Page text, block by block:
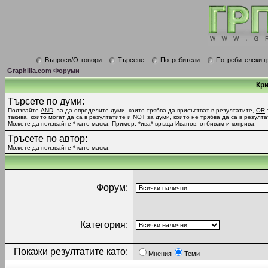
Въпроси/Отговори Търсене Потребители
Потребителски
Graphilla.com Форуми
Търсете по думи:
Ползвайте AND , за да определите думи, които трябва да присъстват в резултатите, OR
такива, които могат да са в резултатите и NOT за думи, които не трябва да са в
Можете да ползвайте * като маска. Пример: *ива* връща Иванов, отбивам и коприва.
Тръсете по автор:
Можете да ползвайте * като маска.
Форум:
Категория:
Покажи резултатите като: Мнения Теми